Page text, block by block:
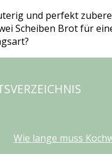
und perfekt
Scheiben Brot für
Wie lange muss